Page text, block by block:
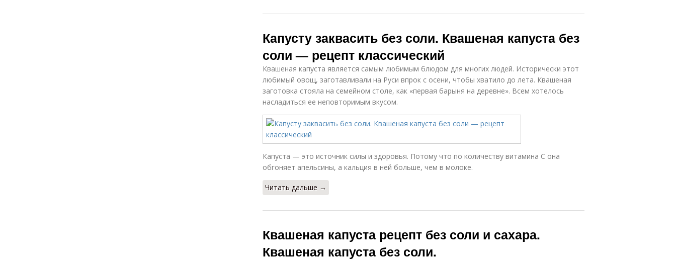
Капусту заквасить без соли. Квашеная капуста без
соли — рецепт классический
Квашеная капуста является самым любимым блюдом для многих людей. Исторически этот
любимый овощ, заготавливали на Руси впрок с осени, чтобы хватило до лета. Квашеная
заготовка стояла на семейном столе, как «первая барыня на деревне». Всем хотелось
насладиться ее неповторимым вкусом.
Капуста — это источник силы и здоровья. Потому что по количеству витамина С она
обгоняет апельсины, а кальция в ней больше, чем в молоке.
Читать дальше →
Квашеная капуста рецепт без соли и сахара.
Квашеная капуста без соли.